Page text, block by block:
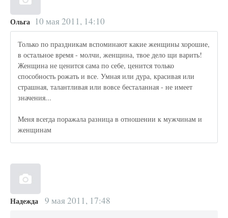
Ольга 10 мая 2011, 14:10
Только по праздникам вспоминают какие женщины хорошие,
в остальное время - молчи, женщина, твое дело щи варить!
Женщина не ценится сама по себе, ценится только
способность рожать и все. Умная или дура, красивая или
страшная, талантливая или вовсе бесталанная - не имеет
значения...
Меня всегда поражала разница в отношении к мужчинам и
женщинам
Надежда 9 мая 2011, 17:48